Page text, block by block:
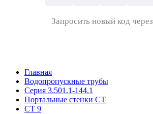
Запросить новый код через
Главная
Водопропускные трубы
Серия 3.501.1-144.1
Портальные стенки СТ
СТ 9